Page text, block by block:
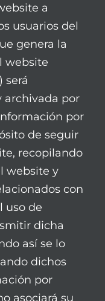
a
usuarios del
genera la
website
será
por
por
de seguir
recopilando
website y
con
uso de
dicha
así se lo
dichos
por
asociará su